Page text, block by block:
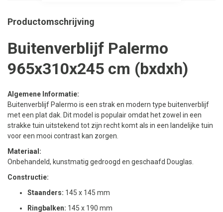
Productomschrijving
Buitenverblijf Palermo
965x310x245 cm (bxdxh)
Algemene Informatie:
Buitenverblijf Palermo is een strak en modern type buitenverblijf
met een plat dak. Dit model is populair omdat het zowel in een
strakke tuin uitstekend tot zijn recht komt als in een landelijke tuin
voor een mooi contrast kan zorgen.
Materiaal:
Onbehandeld, kunstmatig gedroogd en geschaafd Douglas.
Constructie:
Staanders: 145 x 145 mm
Ringbalken: 145 x 190 mm